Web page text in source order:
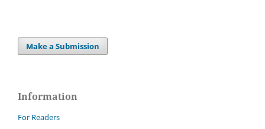
Make a Submission
Information
For Readers